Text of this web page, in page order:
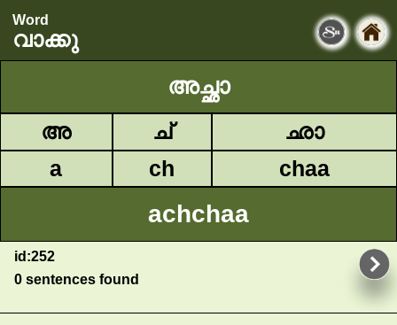
Word
വാക്കു
അച്ഛാ
അ ച്
ഛാ
a
ch chaa
achchaa
id:252
0 sentences found